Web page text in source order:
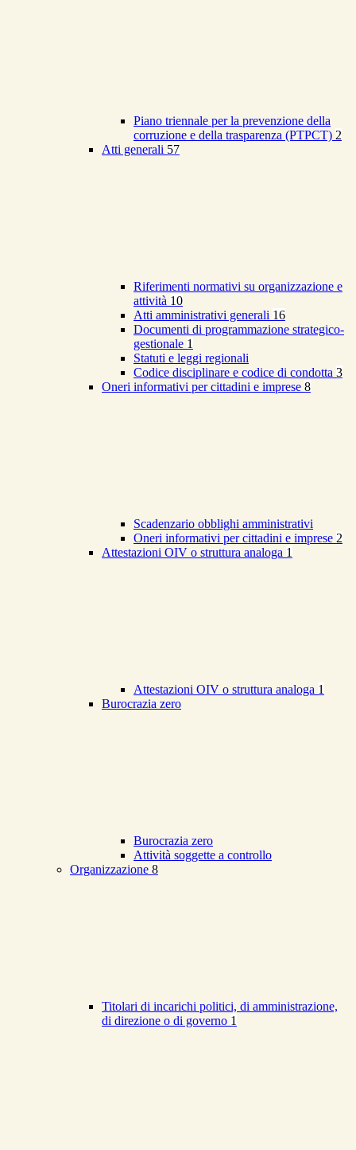
Piano triennale per la prevenzione della
corruzione e della trasparenza (PTPCT) 2
Atti generali 57
Riferimenti normativi su organizzazione e
attività 10
Atti amministrativi generali 16
Documenti di programmazione strategico-
gestionale 1
Statuti e leggi regionali
Codice disciplinare e codice di condotta 3
Oneri informativi per cittadini e imprese 8
Scadenzario obblighi amministrativi
Oneri informativi per cittadini e imprese 2
Attestazioni OIV o struttura analoga 1
Attestazioni OIV o struttura analoga 1
Burocrazia zero
Burocrazia zero
Attività soggette a controllo
Organizzazione 8
Titolari di incarichi politici, di amministrazione,
di direzione o di governo 1